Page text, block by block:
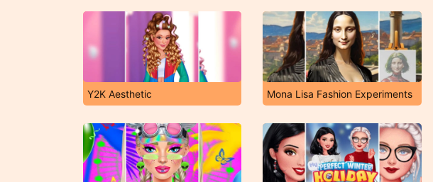
Y2K Aesthetic Mona Lisa Fashion Experiments